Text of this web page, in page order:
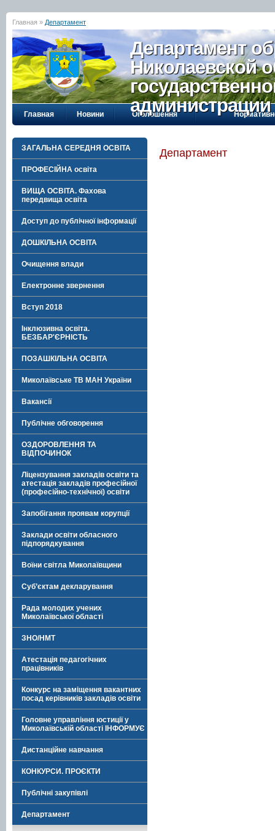
Главная » Департамент
Департамент
Николаевской
администрации
Главная Новини Оголошення
ЗАГАЛЬНА СЕРЕДНЯ ОСВІТА
ПРОФЕСІЙНА освіта
ВИЩА ОСВІТА. Фахова
передвища освіта
Доступ до публічної інформації
ДОШКІЛЬНА ОСВІТА
Очищення влади
Електронне звернення
Вступ 2018
Інклюзивна освіта.
БЕЗБАР'ЄРНІСТЬ
ПОЗАШКІЛЬНА ОСВІТА
Миколаївське ТВ МАН України
Вакансії
Публічне обговорення
ОЗДОРОВЛЕННЯ ТА
ВІДПОЧИНОК
Ліцензування закладів освіти та
атестація закладів професійної
(професійно-технічної) освіти
Запобігання проявам корупції
Заклади освіти обласного
підпорядкування
Воїни світла Миколаївщини
Суб’єктам декларування
Рада молодих учених
Миколаївської області
ЗНО/НМТ
Атестація педагогічних
працівників
Конкурс на заміщення вакантних
посад керівників закладів освіти
Головне управління юстиції у
Миколаївській області ІНФОРМУЄ
Дистанційне навчання
КОНКУРСИ. ПРОЄКТИ
Публічні закупівлі
Департамент
Департамент